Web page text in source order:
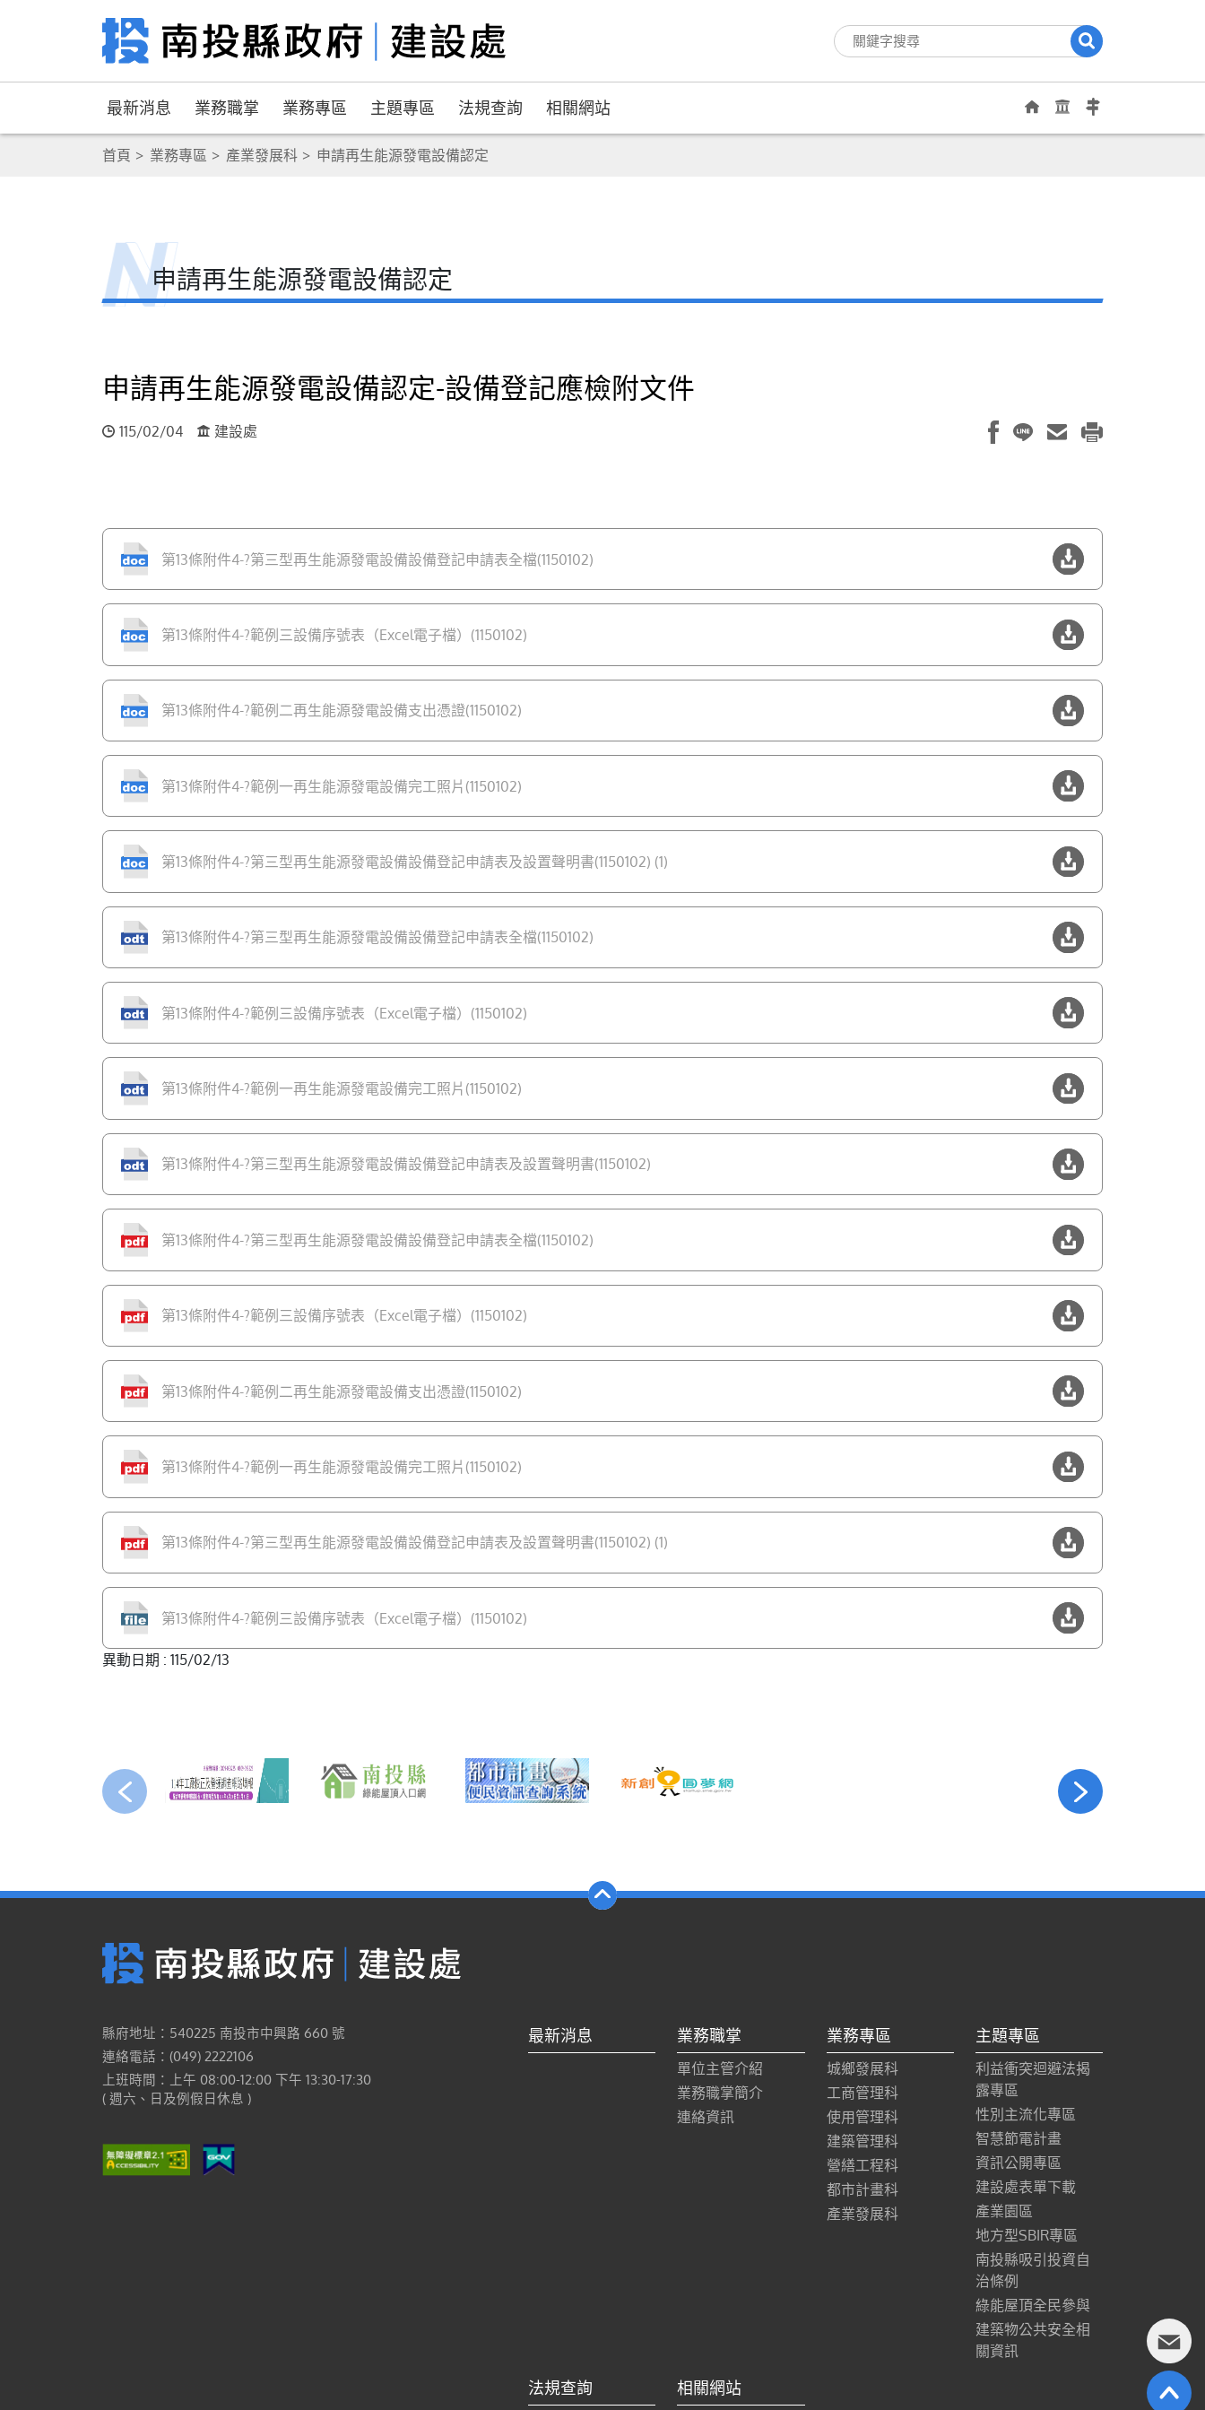
最新消息 業務職掌 業務專區 主題專區 法規查詢 相關網站
首頁 業務專區 產業發展科 申請再生能源發電設備認定
申請再生能源發電設備認定
申請再生能源發電設備認定-設備登記應檢附文件
115/02/04 建設處
第13條附件4-?第三型再生能源發電設備設備登記申請表全檔(1150102)
第13條附件4-?範例三設備序號表（Excel電子檔）(1150102)
第13條附件4-?範例二再生能源發電設備支出憑證(1150102)
第13條附件4-?範例一再生能源發電設備完工照片(1150102)
第13條附件4-?第三型再生能源發電設備設備登記申請表及設置聲明書(1150102) (1)
第13條附件4-?第三型再生能源發電設備設備登記申請表全檔(1150102)
第13條附件4-?範例三設備序號表（Excel電子檔）(1150102)
第13條附件4-?範例一再生能源發電設備完工照片(1150102)
第13條附件4-?第三型再生能源發電設備設備登記申請表及設置聲明書(1150102)
第13條附件4-?第三型再生能源發電設備設備登記申請表全檔(1150102)
第13條附件4-?範例三設備序號表（Excel電子檔）(1150102)
第13條附件4-?範例二再生能源發電設備支出憑證(1150102)
第13條附件4-?範例一再生能源發電設備完工照片(1150102)
第13條附件4-?第三型再生能源發電設備設備登記申請表及設置聲明書(1150102) (1)
第13條附件4-?範例三設備序號表（Excel電子檔）(1150102)
異動日期 : 115/02/13
縣府地址：540225 南投市中興路 660 號
連絡電話：(049) 2222106
上班時間：上午 08:00-12:00 下午 13:30-17:30
( 週六、日及例假日休息 )
最新消息 業務職掌
單位主管介紹
業務職掌簡介
連絡資訊
業務專區
城鄉發展科
工商管理科
使用管理科
建築管理科
營繕工程科
都市計畫科
產業發展科
主題專區
利益衝突迴避法揭
露專區
性別主流化專區
智慧節電計畫
資訊公開專區
建設處表單下載
產業園區
地方型SBIR專區
南投縣吸引投資自
治條例
綠能屋頂全民參與
建築物公共安全相
關資訊
法規查詢 相關網站